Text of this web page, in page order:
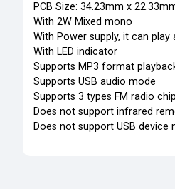
PCB Size: 34.23mm x
With 2W Mixed mono
With Power supply, it can
With LED indicator
Supports MP3 format
Supports USB audio mode
Supports 3 types FM radio
Does not support infrared
Does not support USB device